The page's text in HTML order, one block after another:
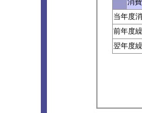
消
当年度
前年度
翌年度